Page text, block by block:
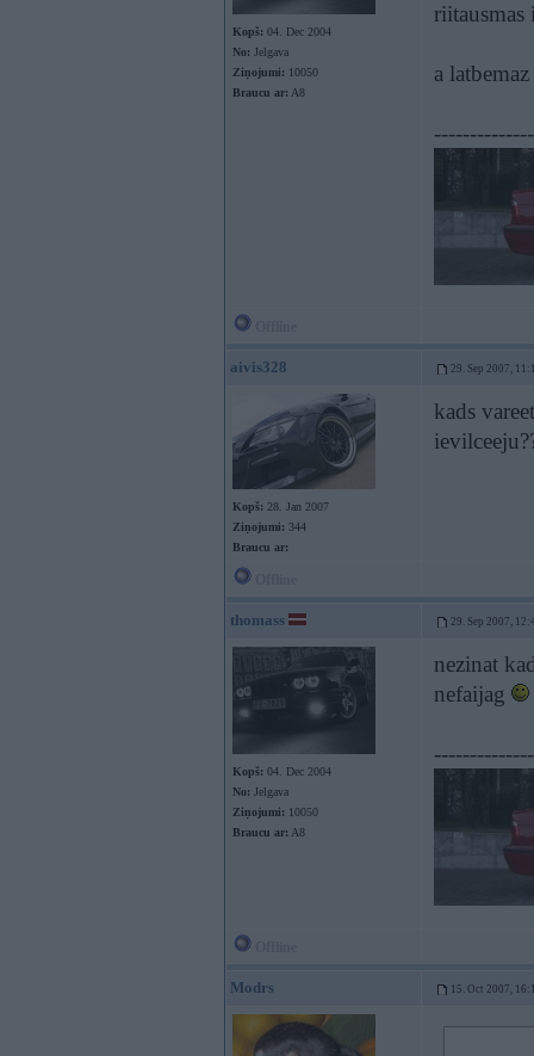
Kopš: 04. Dec 2004
No: Jelgava
Ziņojumi: 10050
Braucu ar: A8
riitausmas
a
aivis328 29. Sep 2007,
Kopš: 28. Jan 2007
Ziņojumi: 344
Braucu ar:
kads
thomass 29. Sep 2007,
Kopš: 04. Dec 2004
No: Jelgava
Ziņojumi: 10050
Braucu ar: A8
nezinat
nefaijag
Modrs 15. Oct 2007,